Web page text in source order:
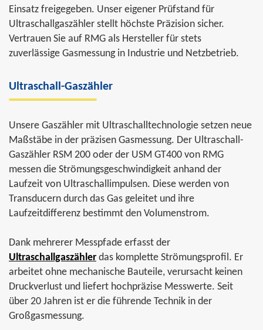
Einsatz freigegeben. Unser eigener Prüfstand für
Ultraschallgaszähler stellt höchste Präzision sicher.
Vertrauen Sie auf RMG als Hersteller für stets
zuverlässige Gasmessung in Industrie und Netzbetrieb.
Ultraschall-Gaszähler
Unsere Gaszähler mit Ultraschalltechnologie setzen neue
Maßstäbe in der präzisen Gasmessung. Der Ultraschall-
Gaszähler RSM 200 oder der USM GT400 von RMG
messen die Strömungsgeschwindigkeit anhand der
Laufzeit von Ultraschallimpulsen. Diese werden von
Transducern durch das Gas geleitet und ihre
Laufzeitdifferenz bestimmt den Volumenstrom.
Dank mehrerer Messpfade erfasst der
Ultraschallgaszähler das komplette Strömungsprofil. Er
arbeitet ohne mechanische Bauteile, verursacht keinen
Druckverlust und liefert hochpräzise Messwerte. Seit
über 20 Jahren ist er die führende Technik in der
Großgasmessung.